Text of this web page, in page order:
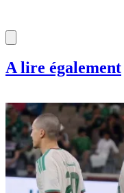
A lire également